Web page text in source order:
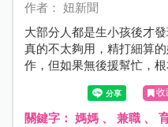
作者： 妞新聞
大部分人都是生小孩後才
真的不太夠用，精打細算
作，但如果無後援幫忙，
母、送托嬰的費用都有點
錢，於是許多媽媽就開始
妨參考看看，或許可以為自
收
關鍵字： 媽媽、 兼職、